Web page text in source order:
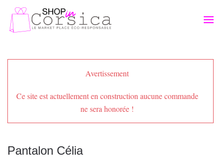
Passer au contenu principal
Avertissement
Ce site est actuellement en construction aucune commande
ne sera honorée !
Pantalon Célia